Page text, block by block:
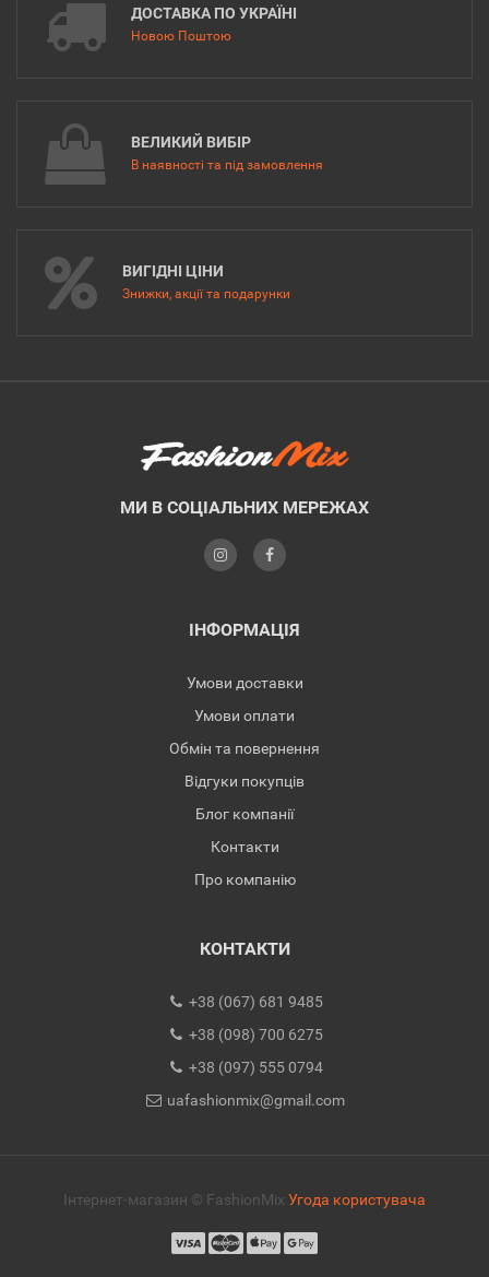
ДОСТАВКА ПО УКРАЇНІ
Новою Поштою
ВЕЛИКИЙ ВИБІР
В наявності та під замовлення
ВИГІДНІ ЦІНИ
Знижки, акції та подарунки
МИ В СОЦІАЛЬНИХ МЕРЕЖАХ
ІНФОРМАЦІЯ
Умови доставки
Умови оплати
Обмін та повернення
Відгуки покупців
Блог компанії
Контакти
Про компанію
КОНТАКТИ
+38 (067) 681 9485
+38 (098) 700 6275
+38 (097) 555 0794
uafashionmix@gmail.com
Інтернет-магазин © FashionMix Угода користувача